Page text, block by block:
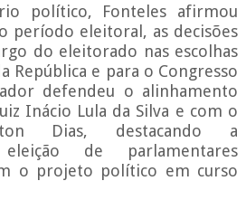
político, Fonteles afirmou
período eleitoral, as decisões
do eleitorado nas escolhas
República e para o Congresso
defendeu o alinhamento
Inácio Lula da Silva e com o
Dias, destacando a
de parlamentares
o projeto político em curso